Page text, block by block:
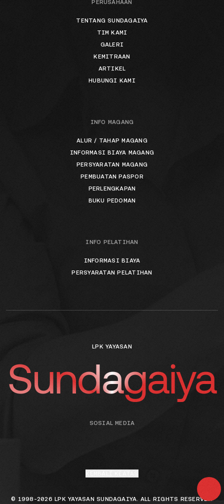
PERUSAHAAN
TENTANG SUNDAGAIYA
TIM KAMI
GALERI
KEMITRAAN
ARTIKEL
HUBUNGI KAMI
INFO MAGANG
ALUR / TAHAP MAGANG
INFORMASI BIAYA MAGANG
PERSYARATAN MAGANG
PEMBUATAN PASPOR
PERLENGKAPAN
BUKU PEDOMAN
INFO PELATIHAN
INFORMASI BIAYA
PERSYARATAN PELATIHAN
LPK YAYASAN
Sundagaiya
SOSIAL MEDIA
KEMBALI KEATAS
© 1998-2026 LPK YAYASAN SUNDAGAIYA. ALL RIGHTS RESERVED.